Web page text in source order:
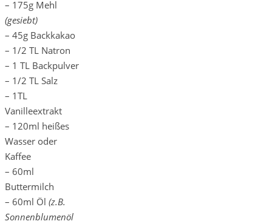
– 175g Mehl
(gesiebt)
– 45g Backkakao
– 1/2 TL Natron
– 1 TL Backpulver
– 1/2 TL Salz
– 1TL
Vanilleextrakt
– 120ml heißes
Wasser oder
Kaffee
– 60ml
Buttermilch
– 60ml Öl (z.B.
Sonnenblumenöl